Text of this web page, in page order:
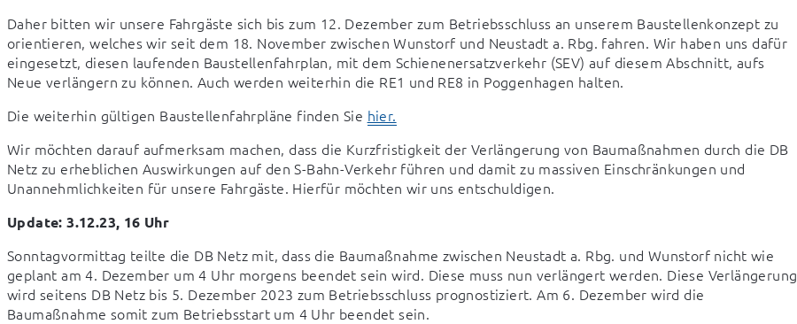
Daher bitten wir unsere Fahrgäste sich bis zum 12. Dezember zum Betriebsschluss an unserem Baustellenkonzept zu
orientieren, welches wir seit dem 18. November zwischen Wunstorf und Neustadt a. Rbg. fahren. Wir haben uns dafür
eingesetzt, diesen laufenden Baustellenfahrplan, mit dem Schienenersatzverkehr (SEV) auf diesem Abschnitt, aufs
Neue verlängern zu können. Auch werden weiterhin die RE1 und RE8 in Poggenhagen halten.
Die weiterhin gültigen Baustellenfahrpläne finden Sie hier.
Wir möchten darauf aufmerksam machen, dass die Kurzfristigkeit der Verlängerung von Baumaßnahmen durch die DB
Netz zu erheblichen Auswirkungen auf den S-Bahn-Verkehr führen und damit zu massiven Einschränkungen und
Unannehmlichkeiten für unsere Fahrgäste. Hierfür möchten wir uns entschuldigen.
Update: 3.12.23, 16 Uhr
Sonntagvormittag teilte die DB Netz mit, dass die Baumaßnahme zwischen Neustadt a. Rbg. und Wunstorf nicht wie
geplant am 4. Dezember um 4 Uhr morgens beendet sein wird. Diese muss nun verlängert werden. Diese Verlängerung
wird seitens DB Netz bis 5. Dezember 2023 zum Betriebsschluss prognostiziert. Am 6. Dezember wird die
Baumaßnahme somit zum Betriebsstart um 4 Uhr beendet sein.